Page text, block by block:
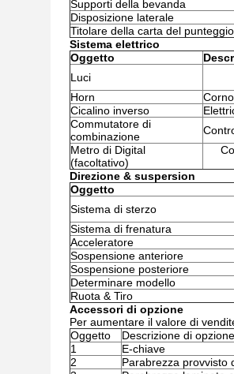
Supporti della bevanda
Disposizione laterale
Titolare della carta del punteggio
Sistema elettrico
Oggetto
Luci
Horn
Cicalino inverso
Commutatore di
combinazione
Metro di Digital
(facoltativo)
Direzione & suspersion
Oggetto
Sistema di sterzo
Sistema di frenatura
Acceleratore
Sospensione anteriore
Sospensione posteriore
Determinare modello
Ruota & Tiro
Accessori di opzione
Per aumentare il valore di
Oggetto
Descrizione di opzione
1
E-chiave
2
Parabrezza provvisto